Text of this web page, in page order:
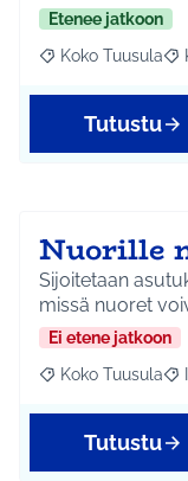
Etenee jatkoon
Rajaa tulokset
Koko Tuusula
Tutustu
Nuorille
Sijoitetaan
missä nuoret
Ei etene jatkoon
Rajaa tulokset
Koko Tuusula
Tutustu